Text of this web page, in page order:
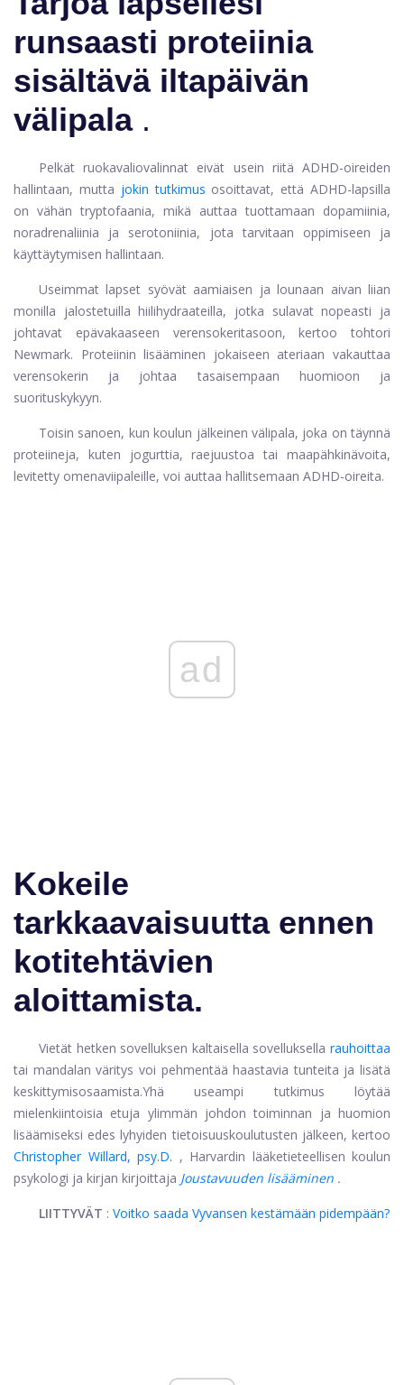
runsaasti proteiinia
sisältävä iltapäivän
välipala .
Pelkät ruokavaliovalinnat eivät usein riitä ADHD-oireiden
hallintaan, mutta jokin tutkimus osoittavat, että ADHD-lapsilla
on vähän tryptofaania, mikä auttaa tuottamaan dopamiinia,
noradrenaliinia ja serotoniinia, jota tarvitaan oppimiseen ja
käyttäytymisen hallintaan.
Useimmat lapset syövät aamiaisen ja lounaan aivan liian
monilla jalostetuilla hiilihydraateilla, jotka sulavat nopeasti ja
johtavat epävakaaseen verensokeritasoon, kertoo tohtori
Newmark. Proteiinin lisääminen jokaiseen ateriaan vakauttaa
verensokerin ja johtaa tasaisempaan huomioon ja
suorituskykyyn.
Toisin sanoen, kun koulun jälkeinen välipala, joka on täynnä
proteiineja, kuten jogurttia, raejuustoa tai maapähkinävoita,
levitetty omenaviipaleille, voi auttaa hallitsemaan ADHD-oireita.
ad
Kokeile
tarkkaavaisuutta ennen
kotitehtävien
aloittamista.
Vietät hetken sovelluksen kaltaisella sovelluksella rauhoittaa
tai mandalan väritys voi pehmentää haastavia tunteita ja lisätä
keskittymisosaamista.Yhä useampi tutkimus löytää
mielenkiintoisia etuja ylimmän johdon toiminnan ja huomion
lisäämiseksi edes lyhyiden tietoisuuskoulutusten jälkeen, kertoo
Christopher Willard, psy.D. , Harvardin lääketieteellisen koulun
psykologi ja kirjan kirjoittaja Joustavuuden lisääminen .
LIITTYVÄT : Voitko saada Vyvansen kestämään pidempään?